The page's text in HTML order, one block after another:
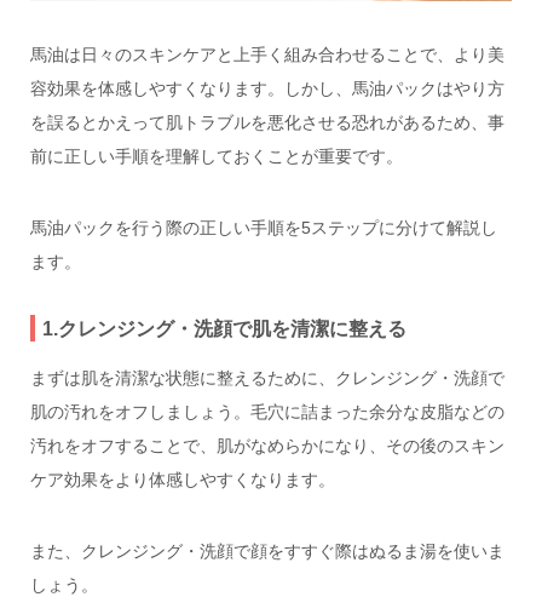
馬油は日々のスキンケアと上手く組み合わせることで、より美
容効果を体感しやすくなります。しかし、馬油パックはやり方
を誤るとかえって肌トラブルを悪化させる恐れがあるため、事
前に正しい手順を理解しておくことが重要です。
馬油パックを行う際の正しい手順を5ステップに分けて解説し
ます。
1.クレンジング・洗顔で肌を清潔に整える
まずは肌を清潔な状態に整えるために、クレンジング・洗顔で
肌の汚れをオフしましょう。毛穴に詰まった余分な皮脂などの
汚れをオフすることで、肌がなめらかになり、その後のスキン
ケア効果をより体感しやすくなります。
また、クレンジング・洗顔で顔をすすぐ際はぬるま湯を使いま
しょう。